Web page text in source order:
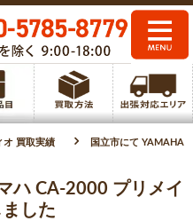
オ 買取実績 国立市にて YAMAHA
ハ CA-2000 プリメイ
した